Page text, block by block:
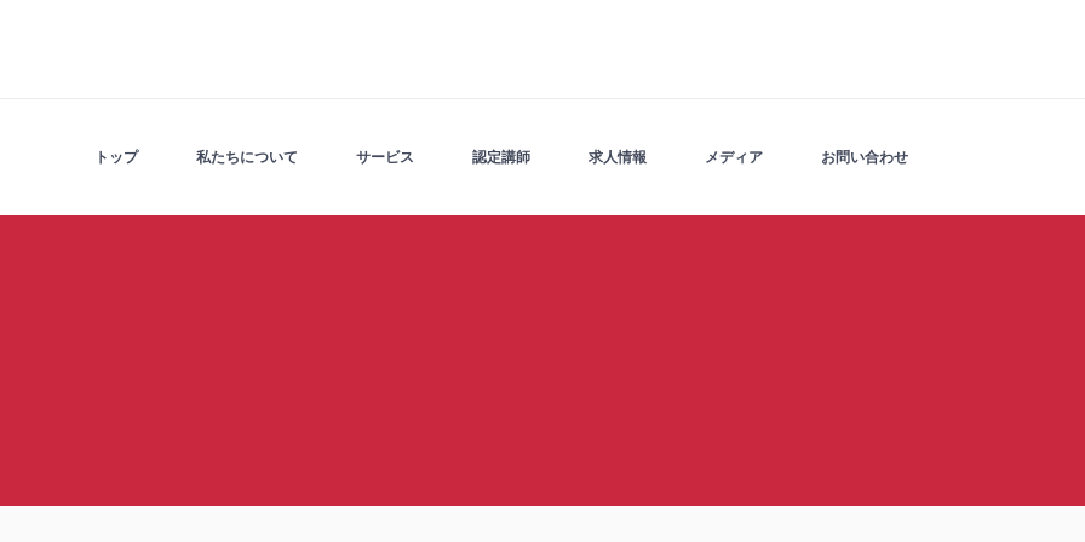
トップ 私たちについて サービス 認定講師 求人情報 メディア お問い合わせ